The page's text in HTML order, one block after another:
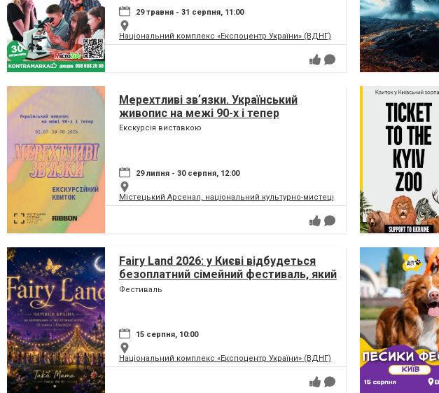
29 травня - 31 серпня, 11:00
Національний комплекс «Експоцентр України» (ВДНГ)
Мерехтливі звʼязки. Український
живопис на межі 90-х і тепер
Екскурсія виставкою
29 липня - 30 серпня, 12:00
Містецький Арсенал, національний культурно-мистецький та музейний комплекс
Fairy Land 2026: у Києві відбудеться
безоплатний сімейний фестиваль, який
перетворить парк на ВДНГ на чарівну
Фестиваль
15 серпня, 10:00
Національний комплекс «Експоцентр України» (ВДНГ)